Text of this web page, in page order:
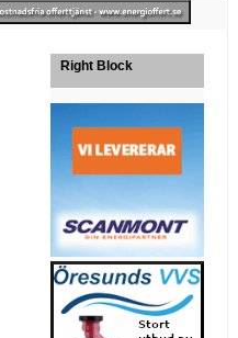
Right Block